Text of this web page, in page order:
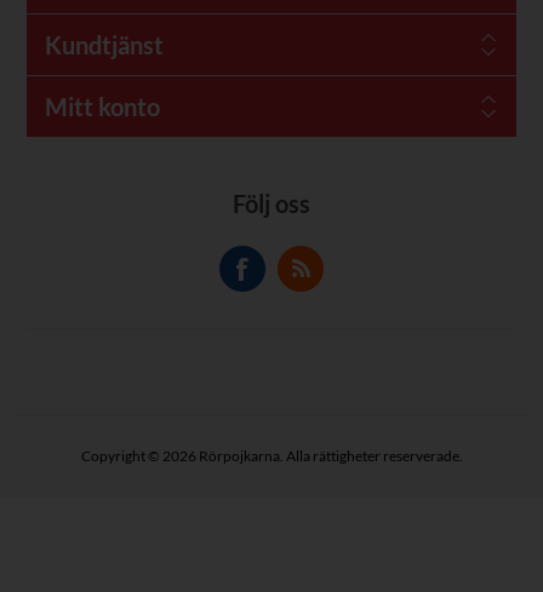
Kundtjänst
Mitt konto
Följ oss
Copyright © 2026 Rörpojkarna. Alla rättigheter reserverade.